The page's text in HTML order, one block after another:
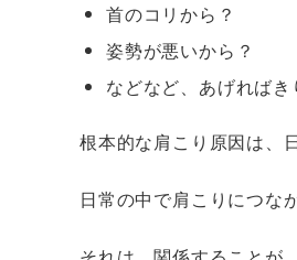
首のコリから？
姿勢が悪いから？
などなど、あげればき
根本的な肩こり原因は、
日常の中で肩こりにつな